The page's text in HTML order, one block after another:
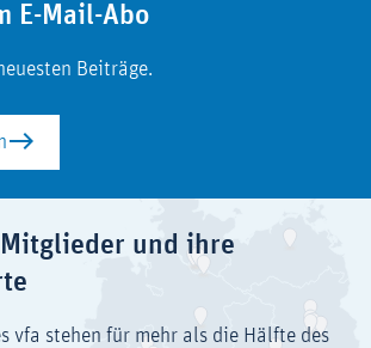
E-Mail-Abo
Beiträge.
und ihre
vfa stehen für mehr als die Hälfte des